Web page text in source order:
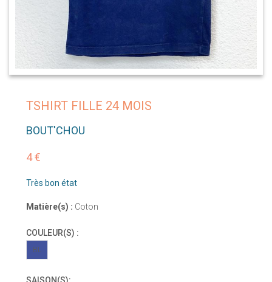
TSHIRT FILLE 24 MOIS
BOUT'CHOU
4 €
Très bon état
Matière(s) : Coton
COULEUR(S) :
BL